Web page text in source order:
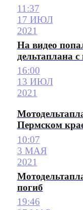
11:37
17 ИЮЛ
2021
На видео
дельтаплана
16:00
13 ИЮЛ
2021
Пермском
10:07
3 МАЯ
2021
погиб
19:46